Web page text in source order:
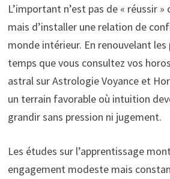
L’important n’est pas de « réussir »
mais d’installer une relation de
monde intérieur. En renouvelant
temps que vous consultez vos
astral sur Astrologie Voyance et
un terrain favorable où intuition
grandir sans pression ni jugement.
Les études sur l’apprentissage
engagement modeste mais